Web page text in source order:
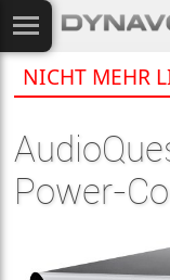
NICHT MEHR
Power-